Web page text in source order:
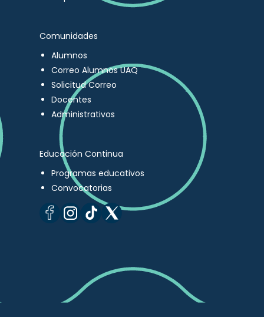
Comunidades
Alumnos
Correo Alumnos UAQ
Solicitud Correo
Docentes
Administrativos
Educación Continua
Programas educativos
Convocatorias